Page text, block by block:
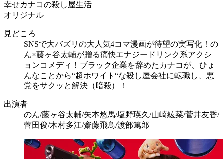
幸せカナコの殺し屋生活
オリジナル
見どころ
SNSで大バズリの大人気4コマ漫画が待望の実写化！の
ん×藤ヶ谷太輔が贈る痛快エナジードリンク系アクシ
ョンコメディ！ブラック企業を辞めたカナコが、ひょ
んなことから“超ホワイト“な殺し屋会社に転職し、悪
党をサクッと解決（暗殺）！
出演者
のん/藤ヶ谷太輔/矢本悠馬/塩野瑛久/山崎紘菜/菅井友香/
菅田俊/木村多江/齋藤飛鳥/渡部篤郎